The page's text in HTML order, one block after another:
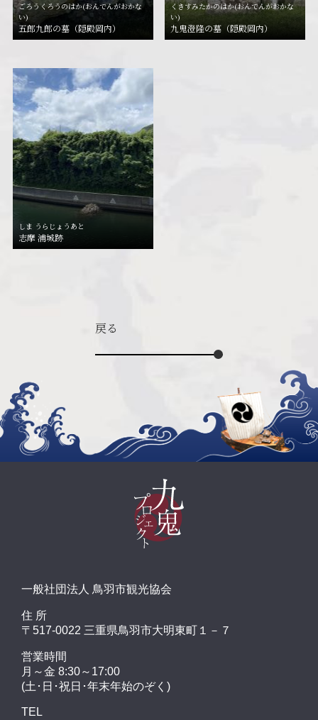
ごろうくろうのはか(おんでんがおかな
い)
五郎九郎の墓（隠殿岡内）
くきすみたかのはか(おんでんがおかな
い)
九鬼澄隆の墓（隠殿岡内）
しま うらじょうあと
志摩 浦城跡
戻る
一般社団法人 鳥羽市観光協会
住 所
〒517-0022 三重県鳥羽市大明東町１－７
営業時間
月～金 8:30～17:00
(土･日･祝日･年末年始のぞく)
TEL